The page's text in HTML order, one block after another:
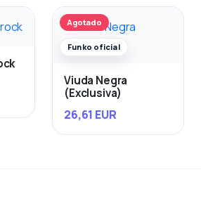
Agotado
Funko oficial
Viuda Negra
(Exclusiva)
26,61 EUR